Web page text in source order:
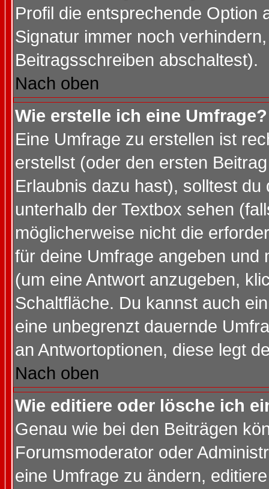
Profil die entsprechende Option
Signatur immer noch
Beitragsschreiben abschaltest).
Nach oben
Wie erstelle ich eine Umfrage?
Eine Umfrage zu erstellen ist
erstellst (oder den ersten
Erlaubnis dazu hast), solltest
unterhalb der Textbox sehen
möglicherweise nicht die
für deine Umfrage angeben und
(um eine Antwort anzugeben,
Schaltfläche. Du kannst auch
eine unbegrenzt dauernde
an Antwortoptionen, diese legt
Nach oben
Wie editiere oder lösche ich
Genau wie bei den Beiträgen
Forumsmoderator oder
eine Umfrage zu ändern,